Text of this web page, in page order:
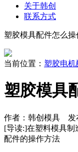
关于韩创
联系方式
塑胶模具配件怎么
当前位置： 塑胶电机
塑胶模具
作者：韩创模具 发
[导读:]在塑料模具制
配件的操作方法